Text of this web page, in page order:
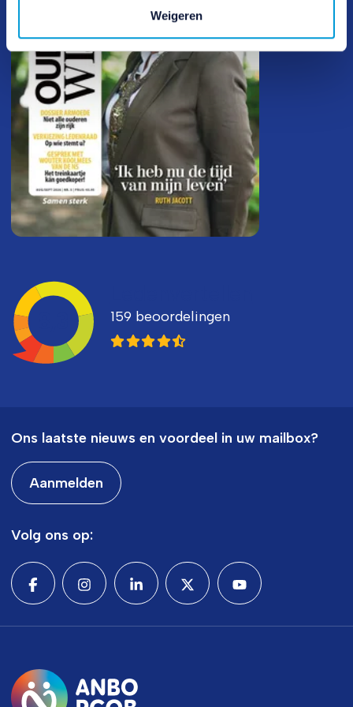
Weigeren
159 beoordelingen
Ons laatste nieuws en voordeel in uw mailbox?
Aanmelden
Volg ons op: